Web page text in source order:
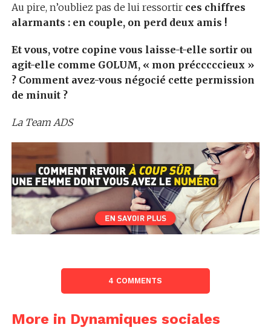
Au pire, n’oubliez pas de lui ressortir ces chiffres
alarmants : en couple, on perd deux amis !
Et vous, votre copine vous laisse-t-elle sortir ou
agit-elle comme GOLUM, « mon précccccieux »
? Comment avez-vous négocié cette permission
de minuit ?
La Team ADS
4 COMMENTS
More in Dynamiques sociales